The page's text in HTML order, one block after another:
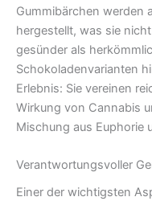
Gummibärchen werden
hergestellt, was sie
gesünder als
Schokoladenvarianten
Erlebnis: Sie vereinen
Wirkung von Cannabis
Mischung aus Euphorie
Verantwortungsvoller
Einer der wichtigsten